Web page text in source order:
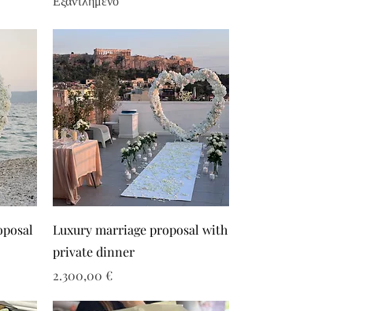
Luxury marriage proposal with
private dinner
Τιμή
2.300,00 €